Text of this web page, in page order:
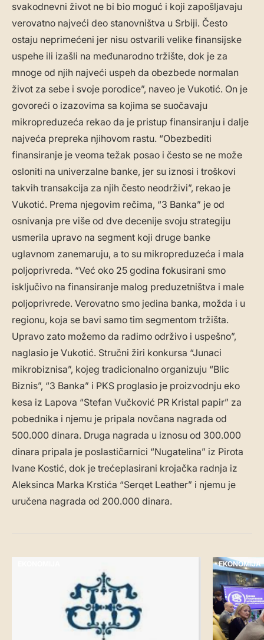
svakodnevni život ne bi bio moguć i koji zapošljavaju
verovatno najveći deo stanovništva u Srbiji. Često
ostaju neprimećeni jer nisu ostvarili velike finansijske
uspehe ili izašli na međunarodno tržište, dok je za
mnoge od njih najveći uspeh da obezbede normalan
život za sebe i svoje porodice”, naveo je Vukotić. On je
govoreći o izazovima sa kojima se suočavaju
mikropreduzeća rekao da je pristup finansiranju i dalje
najveća prepreka njihovom rastu. “Obezbediti
finansiranje je veoma težak posao i često se ne može
osloniti na univerzalne banke, jer su iznosi i troškovi
takvih transakcija za njih često neodrživi”, rekao je
Vukotić. Prema njegovim rečima, “3 Banka” je od
osnivanja pre više od dve decenije svoju strategiju
usmerila upravo na segment koji druge banke
uglavnom zanemaruju, a to su mikropreduzeća i mala
poljoprivreda. “Već oko 25 godina fokusirani smo
isključivo na finansiranje malog preduzetništva i male
poljoprivrede. Verovatno smo jedina banka, možda i u
regionu, koja se bavi samo tim segmentom tržišta.
Upravo zato možemo da radimo održivo i uspešno”,
naglasio je Vukotić. Stručni žiri konkursa “Junaci
mikrobiznisa”, kojeg tradicionalno organizuju “Blic
Biznis”, “3 Banka” i PKS proglasio je proizvodnju eko
kesa iz Lapova “Stefan Vučković PR Kristal papir” za
pobednika i njemu je pripala novčana nagrada od
500.000 dinara. Druga nagrada u iznosu od 300.000
dinara pripala je poslastičarnici “Nugatelina” iz Pirota
Ivane Kostić, dok je trećeplasirani krojačka radnja iz
Aleksinca Marka Krstića “Serqet Leather” i njemu je
uručena nagrada od 200.000 dinara.
EKONOMIJA